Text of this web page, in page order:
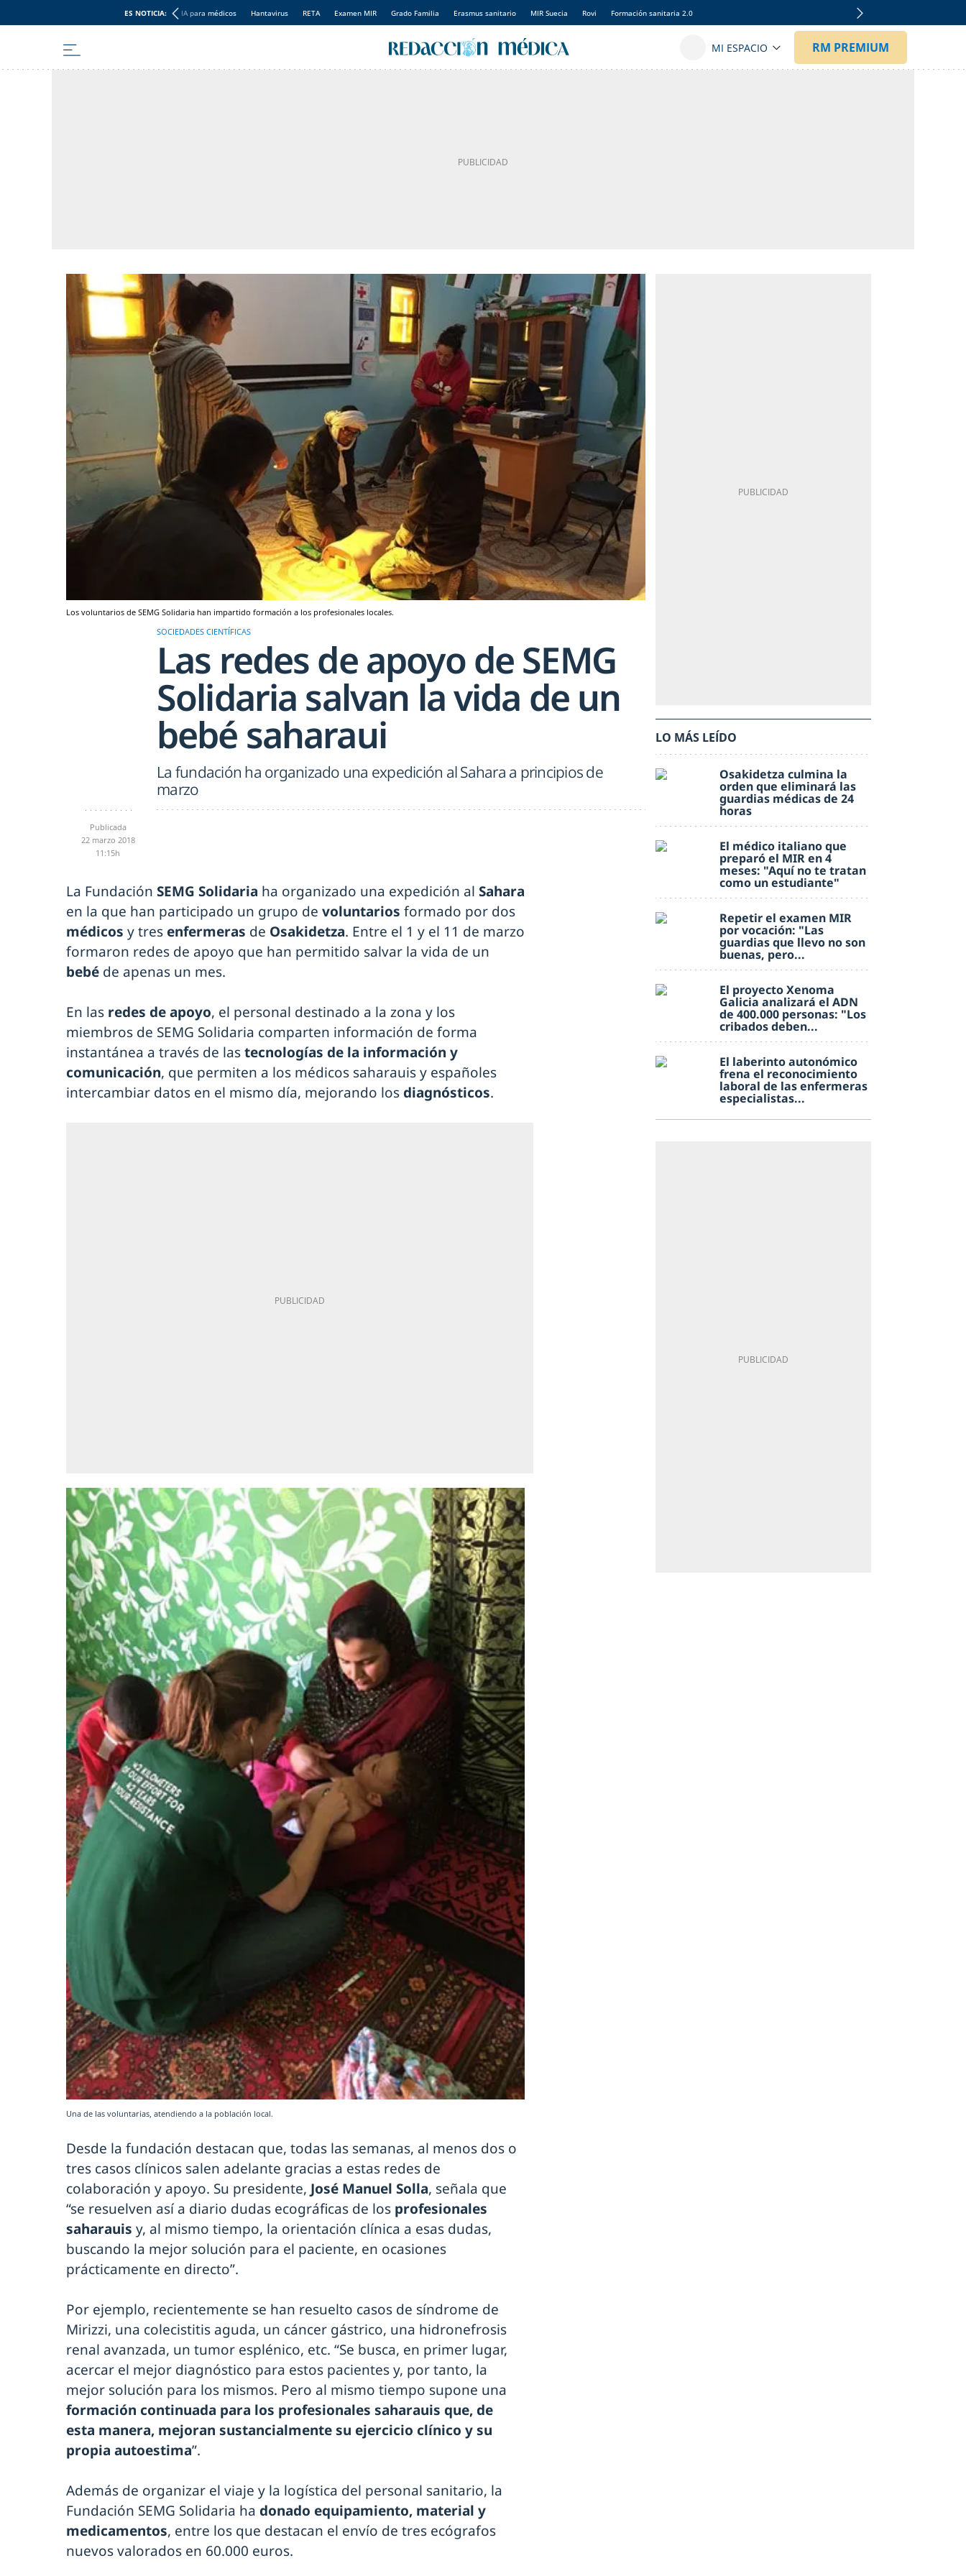
ES NOTICIA: IA para médicos Hantavirus RETA Examen MIR Grado Familia Erasmus sanitario MIR Suecia Rovi Formación sanitaria 2.0
Los voluntarios de SEMG Solidaria han impartido formación a los profesionales locales.
SOCIEDADES CIENTÍFICAS
Las redes de apoyo de SEMG
Solidaria salvan la vida de un
bebé saharaui
La fundación ha organizado una expedición al Sahara a principios de
marzo
Publicada
22 marzo 2018
11:15h
La Fundación SEMG Solidaria ha organizado una expedición al Sahara
en la que han participado un grupo de voluntarios formado por dos
médicos y tres enfermeras de Osakidetza. Entre el 1 y el 11 de marzo
formaron redes de apoyo que han permitido salvar la vida de un
bebé de apenas un mes.
En las redes de apoyo, el personal destinado a la zona y los
miembros de SEMG Solidaria comparten información de forma
instantánea a través de lastecnologías de la información y
comunicación, que permiten a los médicos saharauis y españoles
intercambiar datos en el mismo día, mejorando los diagnósticos.
Una de las voluntarias, atendiendo a la población local.
Desde la fundación destacan que, todas las semanas, al menos dos o
tres casos clínicos salen adelante gracias a estas redes de
colaboración y apoyo. Su presidente, José Manuel Solla, señala que
“se resuelven así a diario dudas ecográficas de los profesionales
saharauis y, al mismo tiempo, la orientación clínica a esas dudas,
buscando la mejor solución para el paciente, en ocasiones
prácticamente en directo”.
Por ejemplo, recientemente se han resuelto casos de síndrome de
Mirizzi, una colecistitis aguda, un cáncer gástrico, una hidronefrosis
renal avanzada, un tumor esplénico, etc. “Se busca, en primer lugar,
acercar el mejor diagnóstico para estos pacientes y, por tanto, la
mejor solución para los mismos. Pero al mismo tiempo supone una
formación continuada para los profesionales saharauis que, de
esta manera, mejoran sustancialmente su ejercicio clínico y su
propia autoestima”.
Además de organizar el viaje y la logística del personal sanitario, la
Fundación SEMG Solidaria ha donado equipamiento, material y
medicamentos, entre los que destacan el envío de tres ecógrafos
nuevos valorados en 60.000 euros.
LO MÁS LEÍDO
Osakidetza culmina la
orden que eliminará las
guardias médicas de 24
horas
El médico italiano que
preparó el MIR en 4
meses: "Aquí no te tratan
como un estudiante"
Repetir el examen MIR
por vocación: "Las
guardias que llevo no son
buenas, pero...
El proyecto Xenoma
Galicia analizará el ADN
de 400.000 personas: "Los
cribados deben...
El laberinto autonómico
frena el reconocimiento
laboral de las enfermeras
especialistas...